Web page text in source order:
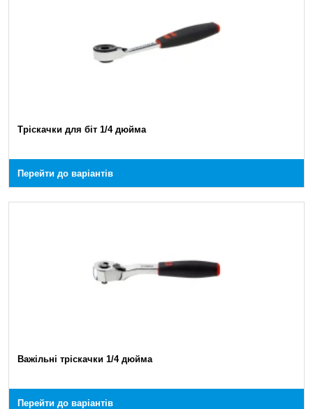
Тріскачки для біт 1/4 дюйма
Перейти до варіантів
Важільні тріскачки 1/4 дюйма
Перейти до варіантів